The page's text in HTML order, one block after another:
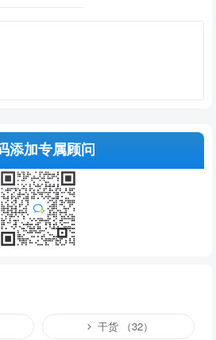
络，您的个人信息不会被公开显示。
添加专属顾问
干货 （32）